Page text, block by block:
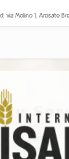
via Molino 1, Arcisate